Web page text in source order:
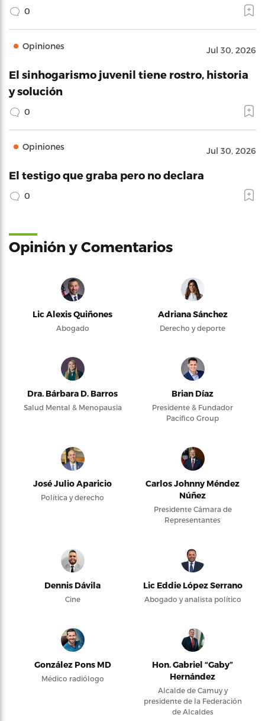
0
Opiniones Jul 30, 2026
El sinhogarismo juvenil tiene rostro, historia
y solución
0
Opiniones Jul 30, 2026
El testigo que graba pero no declara
0
Opinión y Comentarios
Lic Alexis Quiñones
Abogado
Adriana Sánchez
Derecho y deporte
Dra. Bárbara D. Barros
Salud Mental & Menopausia
Brian Díaz
Presidente & Fundador
Pacifico Group
José Julio Aparicio
Política y derecho
Carlos Johnny Méndez
Núñez
Presidente Cámara de
Representantes
Dennis Dávila
Cine
Lic Eddie López Serrano
Abogado y analista político
González Pons MD
Médico radiólogo
Hon. Gabriel “Gaby”
Hernández
Alcalde de Camuy y
presidente de la Federación
de Alcaldes